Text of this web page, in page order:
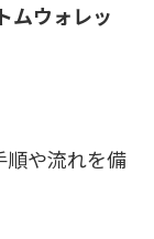
ムウォレッ
や流れを備